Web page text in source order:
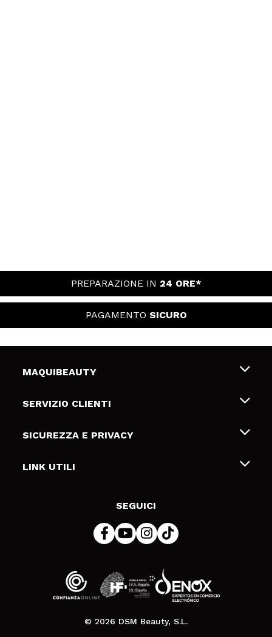
PREPARAZIONE IN 24 ORE*
PAGAMENTO SICURO
MAQUIBEAUTY
Chi siamo
Gift Cards
SERVIZIO CLIENTI
Spedizioni & Resi
Metodi di pagamamento
SICUREZZA E PRIVACY
Termini e condizioni
LINK UTILI
SEGUICI
© 2026 DSM Beauty, S.L.